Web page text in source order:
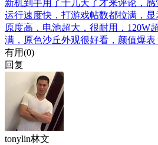
新机到手用了十几天了才来评论，感
运行速度快，打游戏帖数都拉满，
原度高，电池超大，很耐用，120W
满，原色沙丘外观很好看，颜值爆
有用(0)
回复
tonylin林文